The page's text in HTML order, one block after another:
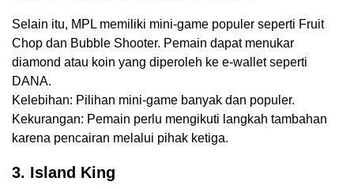
Selain itu, MPL memiliki mini-game populer seperti Fruit
Chop dan Bubble Shooter. Pemain dapat menukar
diamond atau koin yang diperoleh ke e-wallet seperti
DANA.
Kelebihan: Pilihan mini-game banyak dan populer.
Kekurangan: Pemain perlu mengikuti langkah tambahan
karena pencairan melalui pihak ketiga.
3. Island King